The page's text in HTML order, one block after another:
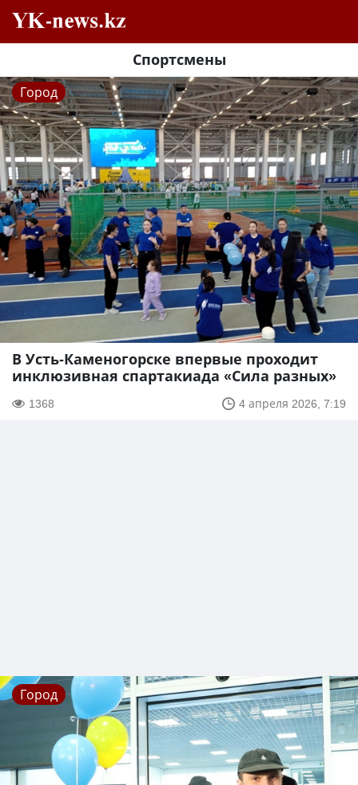
Спортсмены
Город
В Усть-Каменогорске впервые проходит
инклюзивная спартакиада «Сила разных»
1368 4 апреля 2026, 7:19
Город